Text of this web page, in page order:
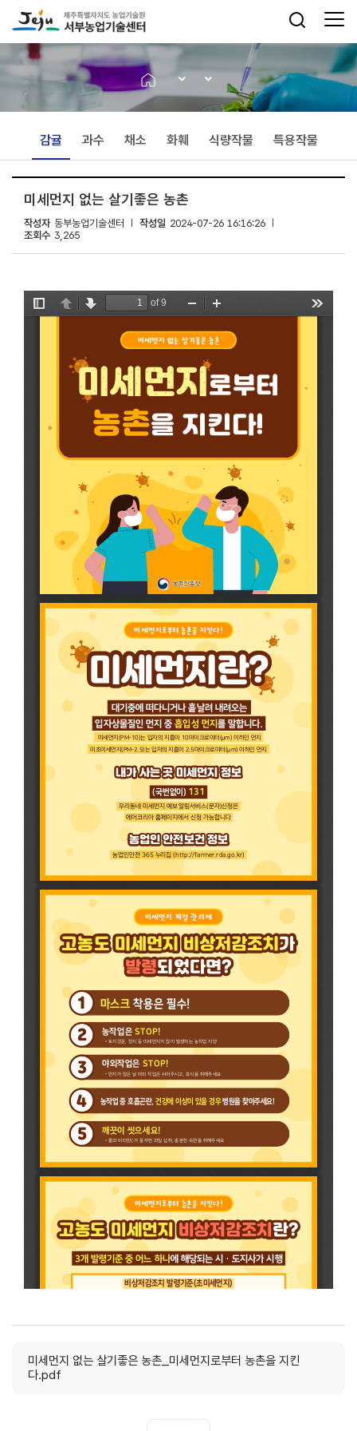
감귤 과수 채소 화훼 식량작물 특용작물
미세먼지 없는 살기좋은 농촌
작성자 동부농업기술센터 작성일 2024-07-26 16:16:26
조회수 3,265
미세먼지 없는 살기좋은 농촌_미세먼지로부터 농촌을 지킨
다.pdf